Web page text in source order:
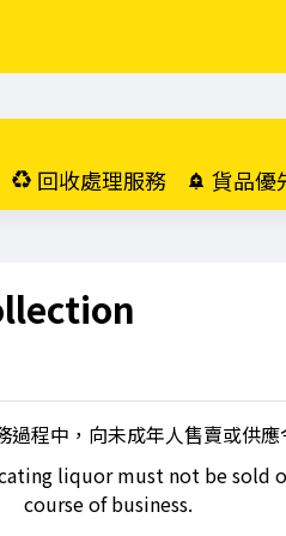
回收處理服務 貨品優
程中，向未成年人售賣或供應
liquor must not be sold
course of business.